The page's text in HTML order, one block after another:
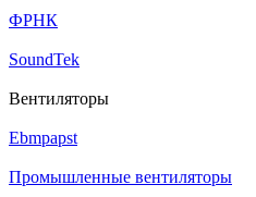
ФРНК
SoundTek
Вентиляторы
Ebmpapst
Промышленные вентиляторы